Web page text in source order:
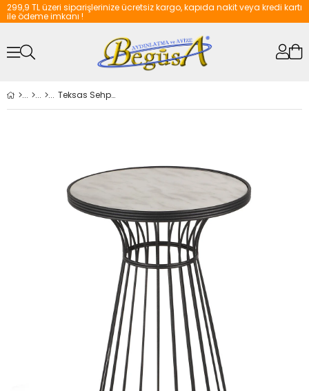
299,9 TL üzeri siparişlerinize ücretsiz kargo, kapıda nakit veya kredi kartı
ile ödeme imkanı !
Teksas Sehpa Siyah Mermer